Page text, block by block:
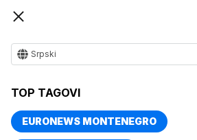
Srpski
TOP TAGOVI
EURONEWS MONTENEGRO